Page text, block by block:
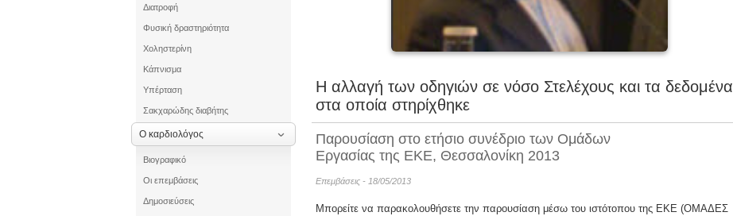
Διατροφή
Φυσική δραστηριότητα
Χοληστερίνη
Κάπνισμα
Υπέρταση
Σακχαρώδης διαβήτης
Ο καρδιολόγος
Βιογραφικό
Οι επεμβάσεις
Δημοσιεύσεις
Η αλλαγή των οδηγιών σε νόσο Στελέχους και τα δεδομένα
στα οποία στηρίχθηκε
Παρουσίαση στο ετήσιο συνέδριο των Ομάδων
Εργασίας της ΕΚΕ, Θεσσαλονίκη 2013
Επεμβάσεις - 18/05/2013
Μπορείτε να παρακολουθήσετε την παρουσίαση μέσω του ιστότοπου της ΕΚΕ (ΟΜΑΔΕΣ